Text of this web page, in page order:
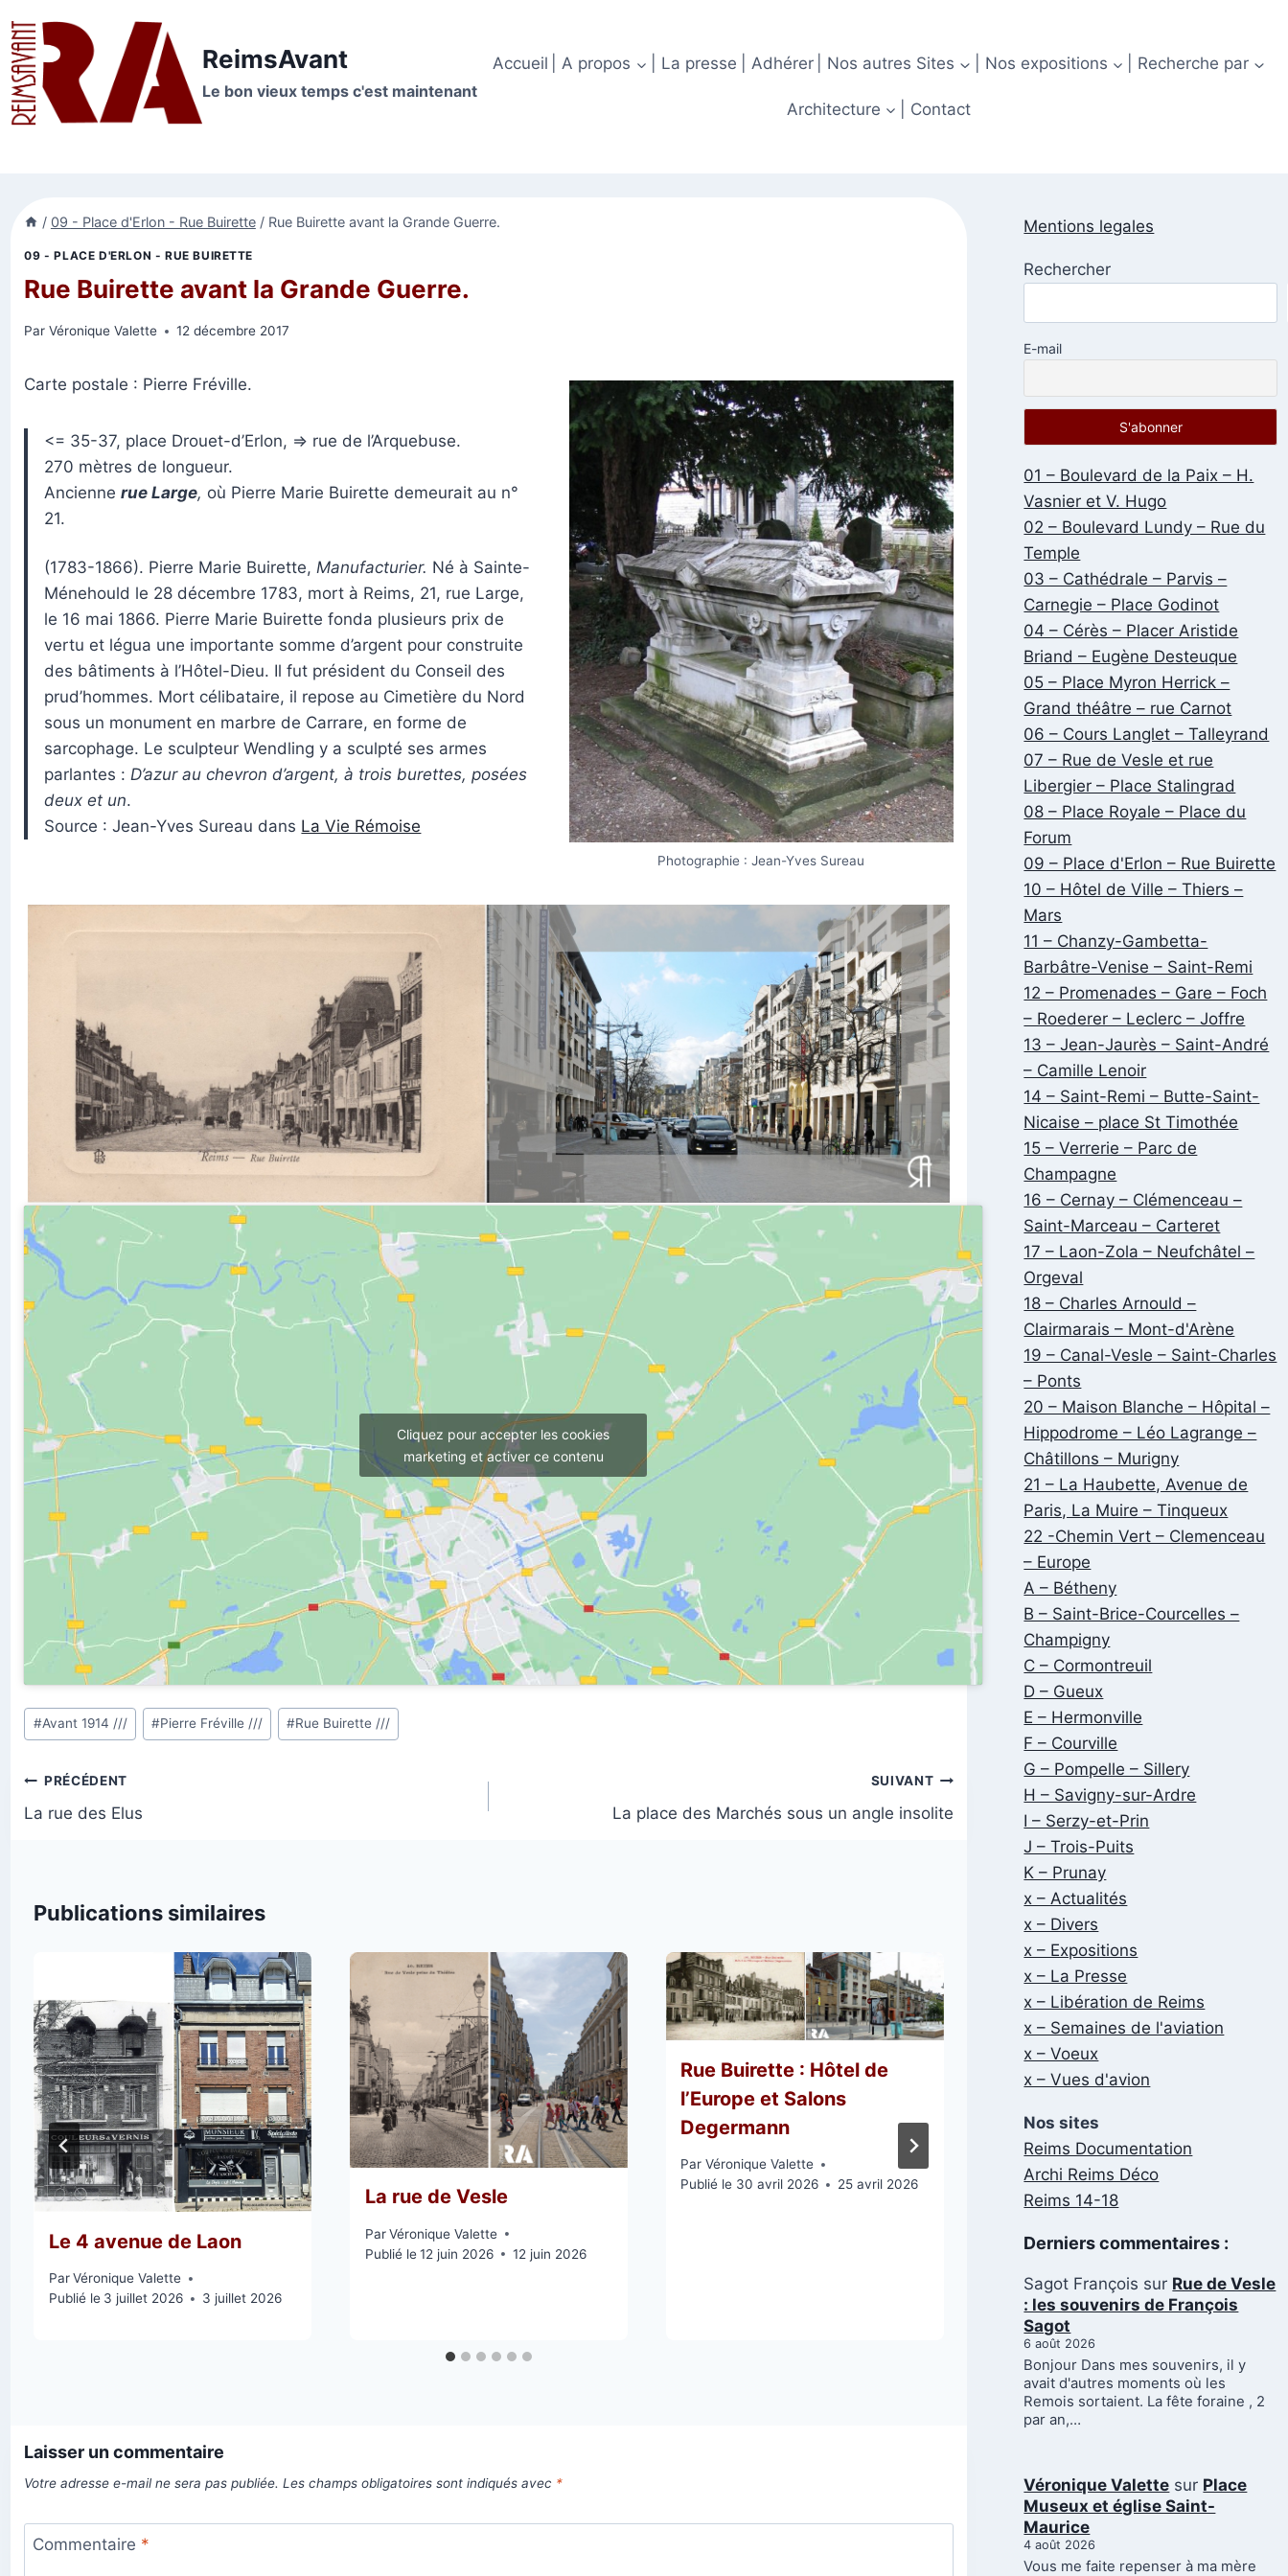
au
contenu
ReimsAvant
Le bon vieux temps c'est maintenant
Accueil | A propos | La presse | Adhérer | Nos autres Sites | Nos expositions | Recherche par
Architecture | Contact
/ 09 - Place d'Erlon - Rue Buirette / Rue Buirette avant la Grande Guerre.
09 - PLACE D'ERLON - RUE BUIRETTE
Rue Buirette avant la Grande Guerre.
Par Véronique Valette 12 décembre 2017
Photographie : Jean-Yves Sureau
Carte postale : Pierre Fréville.
<= 35-37, place Drouet-d’Erlon, => rue de l’Arquebuse.
270 mètres de longueur.
Anciennerue Large, où Pierre Marie Buirette demeurait au n°
21.
(1783-1866). Pierre Marie Buirette,Manufacturier. Né à Sainte-
Ménehould le 28 décembre 1783, mort à Reims, 21, rue Large,
le 16 mai 1866. Pierre Marie Buirette fonda plusieurs prix de
vertu et légua une importante somme d’argent pour construite
des bâtiments à l’Hôtel-Dieu. Il fut président du Conseil des
prud’hommes. Mort célibataire, il repose au Cimetière du Nord
sous un monument en marbre de Carrare, en forme de
sarcophage. Le sculpteur Wendling y a sculpté ses armes
parlantes :D’azur au chevron d’argent, à trois burettes, posées
deux et un.
Source : Jean-Yves Sureau dans La Vie Rémoise
Cliquez pour accepter les cookies
marketing et activer ce contenu
Étiquettes
de
publication :
#Avant 1914 /// #Pierre Fréville /// #Rue Buirette ///
Navigation
de
PRÉCÉDENT
La rue des Elus
SUIVANT
La place des Marchés sous un angle insolite
Publications similaires
Le 4 avenue de Laon
Par Véronique Valette
Publié le 3 juillet 2026 3 juillet 2026
La rue de Vesle
Par Véronique Valette
Publié le 12 juin 2026 12 juin 2026
Rue Buirette : Hôtel de
l’Europe et Salons
Degermann
Par Véronique Valette
Publié le 30 avril 2026 25 avril 2026
Pierre Fréville
Publié le26 mars 2026
Laisser un commentaire
Votre adresse e-mail ne sera pas publiée. Les champs obligatoires sont indiqués avec *
Commentaire *
Mentions legales
Rechercher
E-mail
01 – Boulevard de la Paix – H.
Vasnier et V. Hugo
02 – Boulevard Lundy – Rue du
Temple
03 – Cathédrale – Parvis –
Carnegie – Place Godinot
04 – Cérès – Placer Aristide
Briand – Eugène Desteuque
05 – Place Myron Herrick –
Grand théâtre – rue Carnot
06 – Cours Langlet – Talleyrand
07 – Rue de Vesle et rue
Libergier – Place Stalingrad
08 – Place Royale – Place du
Forum
09 – Place d'Erlon – Rue Buirette
10 – Hôtel de Ville – Thiers –
Mars
11 – Chanzy-Gambetta-
Barbâtre-Venise – Saint-Remi
12 – Promenades – Gare – Foch
– Roederer – Leclerc – Joffre
13 – Jean-Jaurès – Saint-André
– Camille Lenoir
14 – Saint-Remi – Butte-Saint-
Nicaise – place St Timothée
15 – Verrerie – Parc de
Champagne
16 – Cernay – Clémenceau –
Saint-Marceau – Carteret
17 – Laon-Zola – Neufchâtel –
Orgeval
18 – Charles Arnould –
Clairmarais – Mont-d'Arène
19 – Canal-Vesle – Saint-Charles
– Ponts
20 – Maison Blanche – Hôpital –
Hippodrome – Léo Lagrange –
Châtillons – Murigny
21 – La Haubette, Avenue de
Paris, La Muire – Tinqueux
22 -Chemin Vert – Clemenceau
– Europe
A – Bétheny
B – Saint-Brice-Courcelles –
Champigny
C – Cormontreuil
D – Gueux
E – Hermonville
F – Courville
G – Pompelle – Sillery
H – Savigny-sur-Ardre
I – Serzy-et-Prin
J – Trois-Puits
K – Prunay
x – Actualités
x – Divers
x – Expositions
x – La Presse
x – Libération de Reims
x – Semaines de l'aviation
x – Voeux
x – Vues d'avion
Nos sites
Reims Documentation
Archi Reims Déco
Reims 14-18
Derniers commentaires :
Sagot François sur Rue de Vesle
: les souvenirs de François
Sagot
6 août 2026
Bonjour Dans mes souvenirs, il y
avait d'autres moments où les
Remois sortaient. La fête foraine , 2
par an,…
Véronique Valette sur Place
Museux et église Saint-
Maurice
4 août 2026
Vous me faite repenser à ma mère